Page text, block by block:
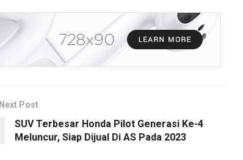
Next Post
SUV Terbesar Honda Pilot Generasi Ke-4
Meluncur, Siap Dijual Di AS Pada 2023